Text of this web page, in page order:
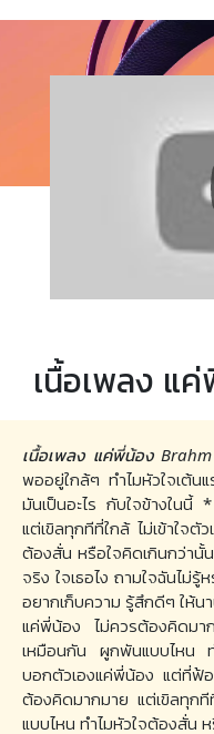
เนื้อเพลง แค่
เนื้อเพลง แค่พี่น้อง
พออยู่ใกล้ๆ ทำไมหัวใจเต้น
มันเป็นอะไร กับใจข้างใน
แต่เขิลทุกทีที่ใกล้ ไม่เข้าใจตั
ต้องสั่น หรือใจคิดเกินกว่านั้
จริง ใจเธอไง ถามใจฉันไม่
อยากเก็บความ รู้สึกดีๆ ให้น
แค่พี่น้อง ไม่ควรต้องคิดมา
เหมือนกัน ผูกพันแบบไหน
บอกตัวเองแค่พี่น้อง แต่ที่ฟ้
ต้องคิดมากมาย แต่เขิลทุกที
แบบไหน ทำไมหัวใจต้องสั่น